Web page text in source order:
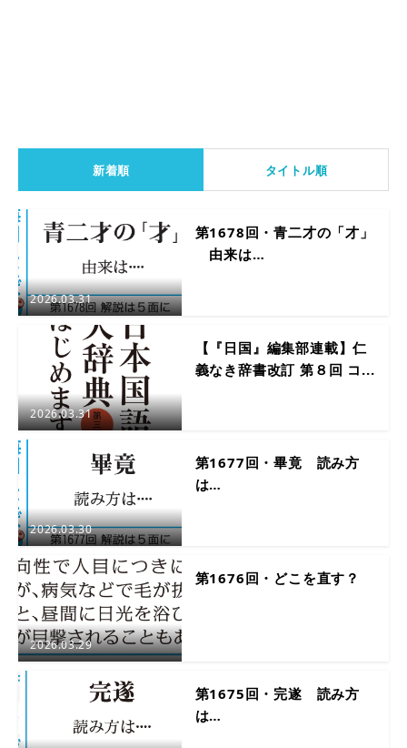
新着順 タイトル順
2026.03.31
第1678回・青二才の「才」
由来は…
2026.03.31
【『日国』編集部連載】仁
義なき辞書改訂 第８回 コ...
2026.03.30
第1677回・畢竟 読み方
は…
2026.03.29
第1676回・どこを直す？
第1675回・完遂 読み方
は…